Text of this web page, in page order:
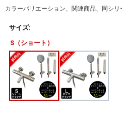
カラーバリエーション、関連商品、同シリ
サイズ:
S（ショート）